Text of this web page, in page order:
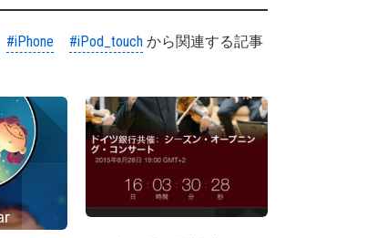
#iPhone #iPod_touch から関連する記事